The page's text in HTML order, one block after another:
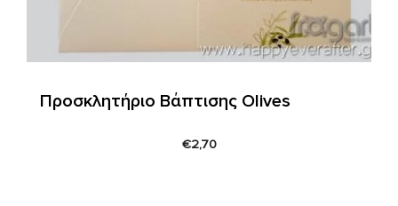
Προσκλητήριο Βάπτισης Olives
€2,70